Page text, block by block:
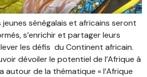
sénégalais et africains seront
s’enrichir et partager leurs
les défis du Continent africain.
dévoiler le potentiel de l’Afrique à
autour de la thématique « l’Afrique